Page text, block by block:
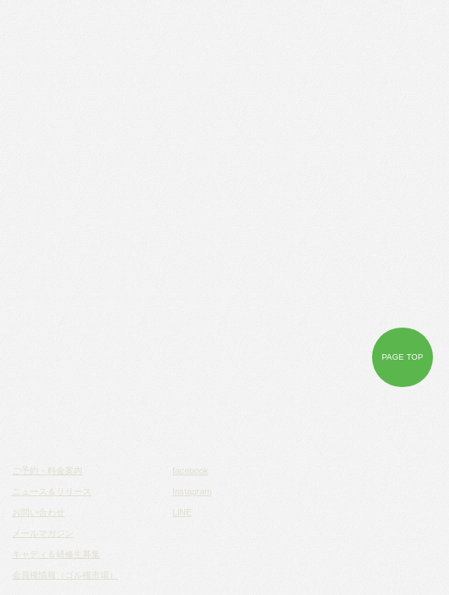
ご予約・料金案内
ニュース＆リリース
お問い合わせ
メールマガジン
キャディ＆研修生募集
会員権情報（ゴル権市場）
facebook
Instagram
LINE
PAGE TOP